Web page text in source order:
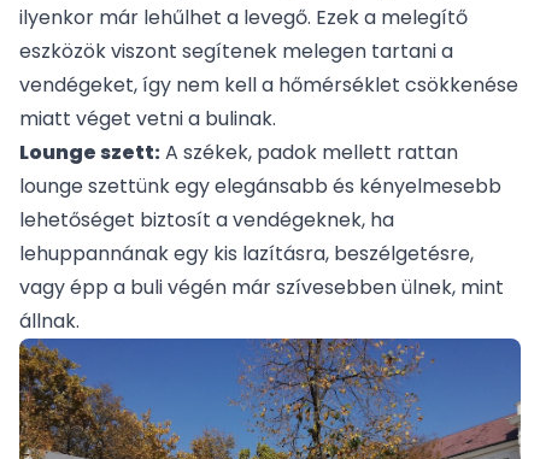
ilyenkor már lehűlhet a levegő. Ezek a melegítő
eszközök viszont segítenek melegen tartani a
vendégeket, így nem kell a hőmérséklet csökkenése
miatt véget vetni a bulinak.
Lounge szett:A székek, padok mellett rattan
lounge szettünk egy elegánsabb és kényelmesebb
lehetőséget biztosít a vendégeknek, ha
lehuppannának egy kis lazításra, beszélgetésre,
vagy épp a buli végén már szívesebben ülnek, mint
állnak.